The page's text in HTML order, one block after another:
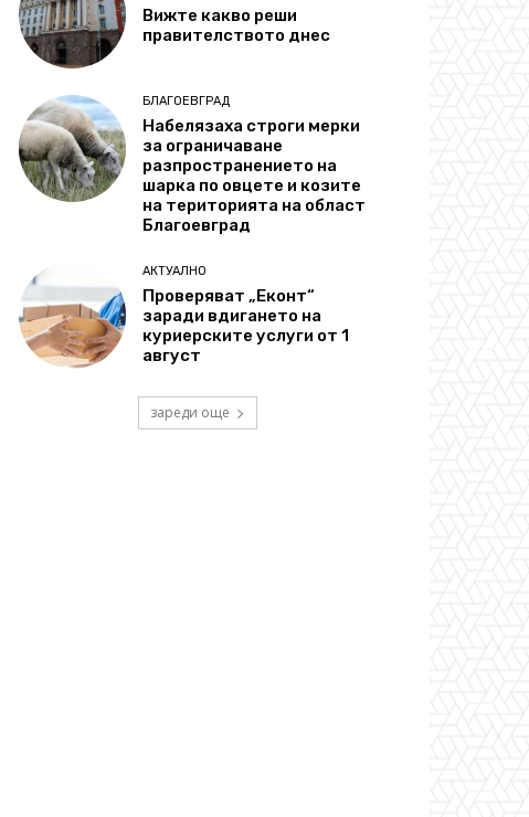
Вижте какво реши
правителството днес
БЛАГОЕВГРАД
Набелязаха строги мерки
за ограничаване
разпространението на
шарка по овцете и козите
на територията на област
Благоевград
АКТУАЛНО
Проверяват „Еконт“
заради вдигането на
куриерските услуги от 1
август
зареди още